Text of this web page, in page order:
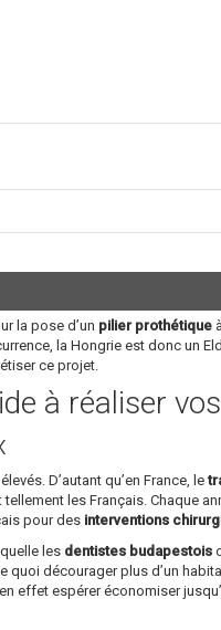
la pose d’un pilier prothétique
la Hongrie est donc un
ce projet.
à réaliser
D’autant qu’en France, le
les Français. Chaque
pour des interventions
les dentistes budapestois
décourager plus d’un
effet espérer économiser